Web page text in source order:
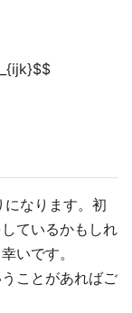
なります。初
ているかもしれ
いです。
ことがあればご